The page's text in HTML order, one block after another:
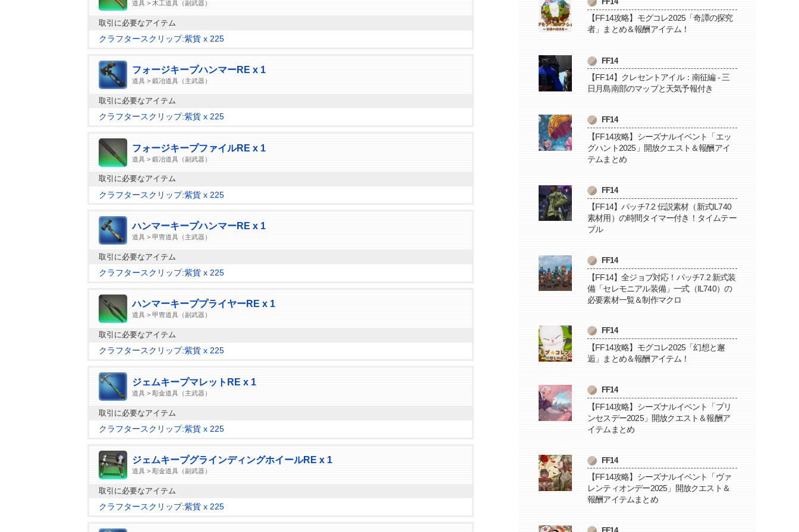
道具 > 木工道具（副武器）
取引に必要なアイテム
クラフタースクリップ:紫貨 x 225
フォージキープハンマーRE x 1
道具 > 鍛冶道具（主武器）
取引に必要なアイテム
クラフタースクリップ:紫貨 x 225
フォージキープファイルRE x 1
道具 > 鍛冶道具（副武器）
取引に必要なアイテム
クラフタースクリップ:紫貨 x 225
ハンマーキープハンマーRE x 1
道具 > 甲冑道具（主武器）
取引に必要なアイテム
クラフタースクリップ:紫貨 x 225
ハンマーキーププライヤーRE x 1
道具 > 甲冑道具（副武器）
取引に必要なアイテム
クラフタースクリップ:紫貨 x 225
ジェムキープマレットRE x 1
道具 > 彫金道具（主武器）
取引に必要なアイテム
クラフタースクリップ:紫貨 x 225
ジェムキープグラインディングホイールRE x 1
道具 > 彫金道具（副武器）
取引に必要なアイテム
クラフタースクリップ:紫貨 x 225
【FF14攻略】モグコレ2025「奇譚の探究
者」まとめ＆報酬アイテム！
FF14
【FF14】クレセントアイル：南征編 - 三
日月島南部のマップと天気予報付き
FF14
【FF14攻略】シーズナルイベント「エッ
グハント2025」開放クエスト＆報酬アイ
テムまとめ
FF14
【FF14】パッチ7.2 伝説素材（新式IL740
素材用）の時間タイマー付き！タイムテー
ブル
FF14
【FF14】全ジョブ対応！パッチ7.2 新式装
備「セレモニアル装備」一式（IL740）の
必要素材一覧＆制作マクロ
FF14
【FF14攻略】モグコレ2025「幻想と邂
逅」まとめ＆報酬アイテム！
FF14
【FF14攻略】シーズナルイベント「プリ
ンセスデー2025」開放クエスト＆報酬ア
イテムまとめ
FF14
【FF14攻略】シーズナルイベント「ヴァ
レンティオンデー2025」開放クエスト＆
報酬アイテムまとめ